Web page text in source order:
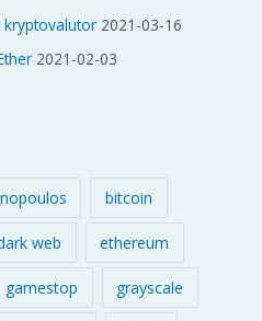
2021-03-16
2021-02-03
bitcoin
web ethereum
gamestop grayscale